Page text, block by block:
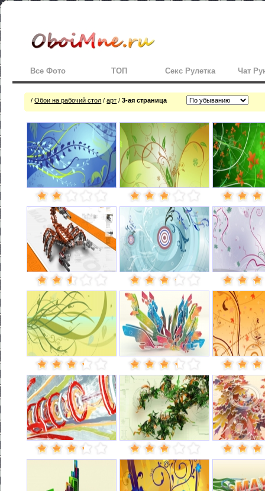
Все Фото ТОП Секс Рулетка Чат
/Обои на рабочий стол /арт /3-ая страница